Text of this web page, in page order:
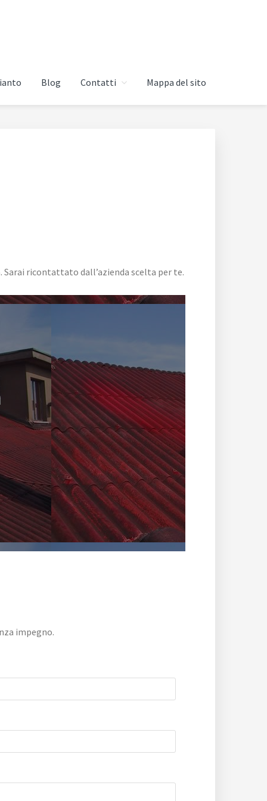
Blog Contatti Mappa del sito
ricontattato dall’azienda scelta per te.
impegno.